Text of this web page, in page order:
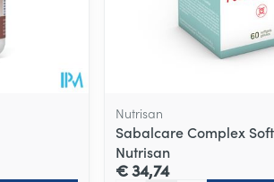
Nutrisan
Sabalcare Complex
Nutrisan
€ 34,74